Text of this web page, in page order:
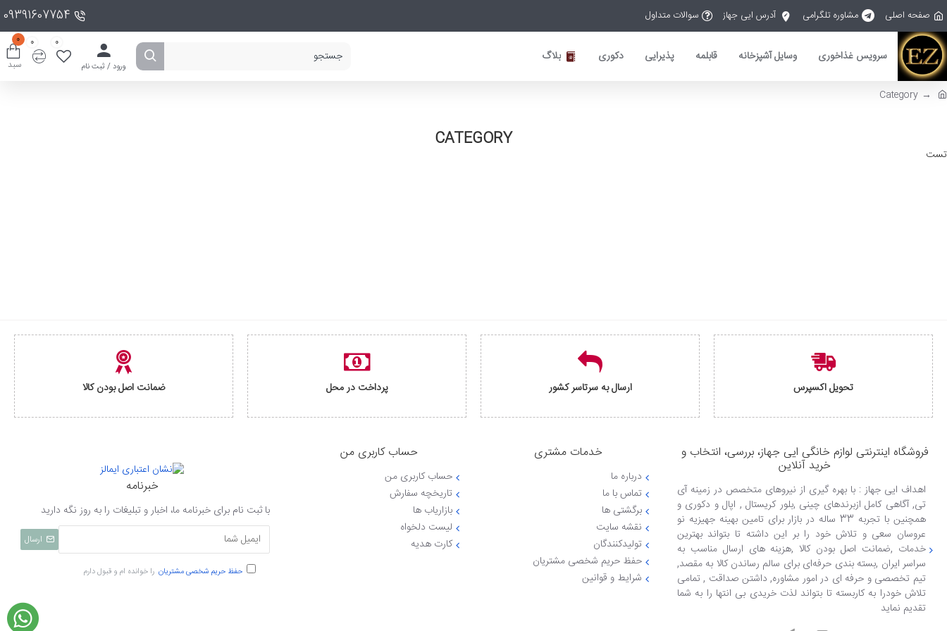
صفحه اصلی مشاوره تلگرامی آدرس ایی جهاز سوالات متداول 09391607754
سرویس غذاخوری وسایل آشپزخانه قابلمه پذیرایی دکوری بلاگ
ورود / ثبت نام
0
0
سبد
0
Category
CATEGORY
تست
تحویل اکسپرس ارسال به سرتاسر کشور پرداخت در محل ضمانت اصل بودن کالا
فروشگاه اینترنتی لوازم خانگی ایی جهاز، بررسی، انتخاب و
خرید آنلاین
اهداف ایی جهاز : با بهره گیری از نیروهای متخصص در زمینه آی
تی, آگاهی کامل ازبرندهای چینی ,بلور کریستال , اپال و دکوری و
همچنین با تجربه 33 ساله در بازار برای تامین بهینه جهیزیه نو
عروسان سعی و تلاش خود را بر این داشته تا بتواند بهترین
خدمات ,ضمانت اصل بودن کالا ,هزینه های ارسال مناسب به
سراسر ایران ,بسته بندی حرفه‌ای برای سالم رساندن کالا به مقصد,
تیم تخصصی و حرفه ای در امور مشاوره, داشتن صداقت , تمامی
تلاش خودرا به کاربسته تا بتواند لذت خریدی بی انتها را به شما
تقدیم نماید
خدمات مشتری
درباره ما
تماس با ما
برگشتی ها
نقشه سایت
تولیدکنندگان
حفظ حریم شخصی مشتریان
شرایط و قوانین
حساب کاربری من
حساب کاربری من
تاریخچه سفارش
بازاریاب ها
لیست دلخواه
کارت هدیه
خبرنامه
با ثبت نام برای خبرنامه ما، اخبار و تبلیغات را به روز نگه دارید
ارسال
حفظ حریم شخصی مشتریان را خوانده ام و قبول دارم